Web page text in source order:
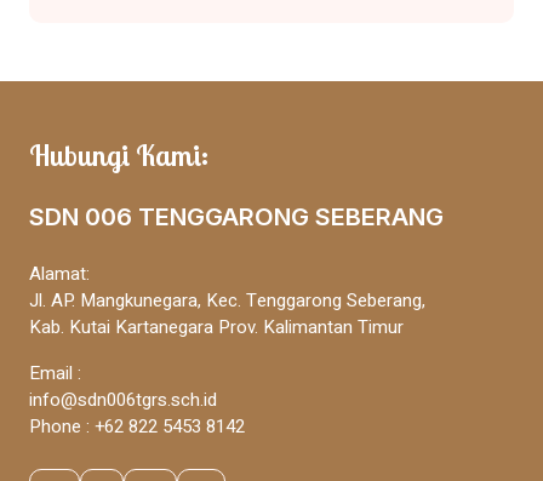
Hubungi Kami:
SDN 006 TENGGARONG SEBERANG
Alamat:
Jl. AP. Mangkunegara, Kec. Tenggarong Seberang,
Kab. Kutai Kartanegara Prov. Kalimantan Timur
Email :
info@sdn006tgrs.sch.id
Phone : +62 822 5453 8142